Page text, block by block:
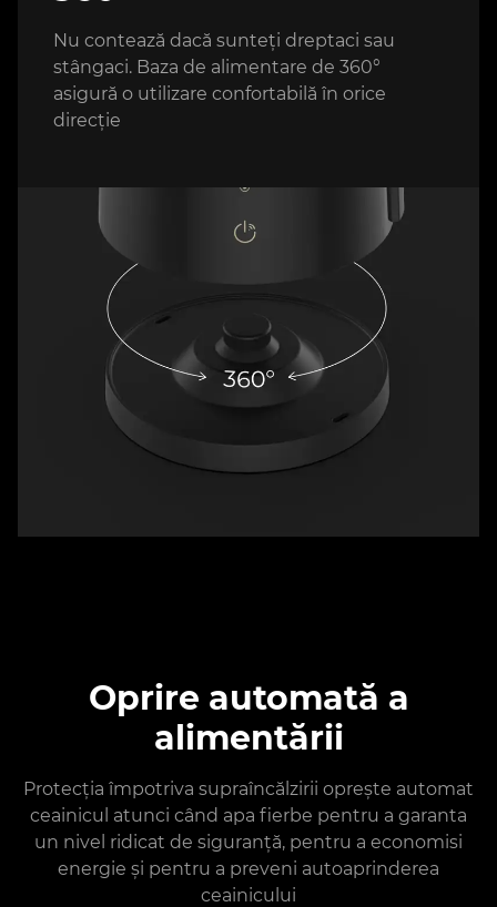
Nu contează dacă sunteți dreptaci sau
stângaci. Baza de alimentare de 360°
asigură o utilizare confortabilă în orice
direcție
Oprire automată a
alimentării
Protecția împotriva supraîncălzirii oprește automat
ceainicul atunci când apa fierbe pentru a garanta
un nivel ridicat de siguranță, pentru a economisi
energie și pentru a preveni autoaprinderea
ceainicului